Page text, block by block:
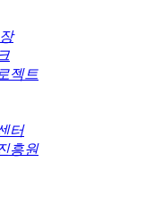
젝트
터
흥원